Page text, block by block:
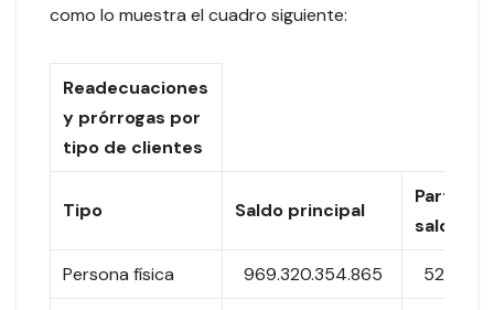
como lo muestra el cuadro siguiente:
Readecuaciones
y prórrogas por
tipo de clientes
Tipo Saldo principal
saldo
Persona física 969.320.354.865 52%